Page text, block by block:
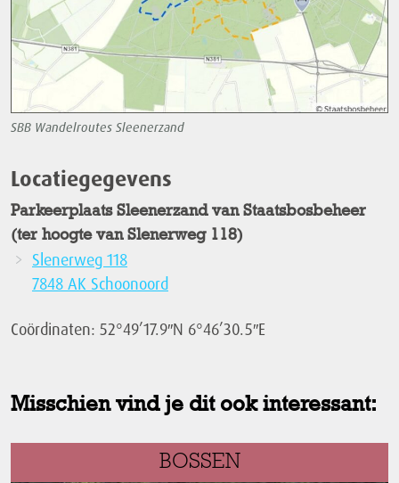
SBB Wandelroutes Sleenerzand
Locatiegegevens
Parkeerplaats Sleenerzand van Staatsbosbeheer
(ter hoogte van Slenerweg 118)
Slenerweg 118
7848 AK Schoonoord
Coördinaten: 52°49’17.9″N 6°46’30.5″E
Misschien vind je dit ook interessant:
BOSSEN